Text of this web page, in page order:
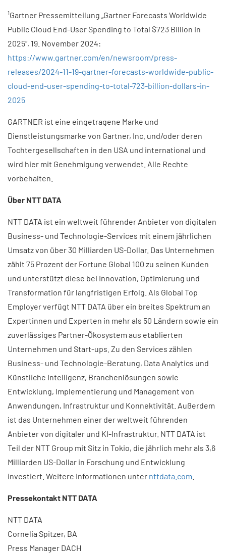
1Gartner Pressemitteilung „Gartner Forecasts Worldwide
Public Cloud End-User Spending to Total $723 Billion in
2025“, 19. November 2024:
https://www.gartner.com/en/newsroom/press-
releases/2024-11-19-gartner-forecasts-worldwide-public-
cloud-end-user-spending-to-total-723-billion-dollars-in-
2025
GARTNER ist eine eingetragene Marke und
Dienstleistungsmarke von Gartner, Inc. und/oder deren
Tochtergesellschaften in den USA und international und
wird hier mit Genehmigung verwendet. Alle Rechte
vorbehalten.
Über NTT DATA ​
NTT DATA ist ein weltweit führender Anbieter von digitalen
Business- und Technologie-Services mit einem jährlichen
Umsatz von über 30 Milliarden US-Dollar. Das Unternehmen
zählt 75 Prozent der Fortune Global 100 zu seinen Kunden
und unterstützt diese bei Innovation, Optimierung und
Transformation für langfristigen Erfolg. Als Global Top
Employer verfügt NTT DATA über ein breites Spektrum an
Expertinnen und Experten in mehr als 50 Ländern sowie ein
zuverlässiges Partner-Ökosystem aus etablierten
Unternehmen und Start-ups. Zu den Services zählen
Business- und Technologie-Beratung, Data Analytics und
Künstliche Intelligenz, Branchenlösungen sowie
Entwicklung, Implementierung und Management von
Anwendungen, Infrastruktur und Konnektivität. Außerdem
ist das Unternehmen einer der weltweit führenden
Anbieter von digitaler und KI-Infrastruktur. NTT DATA ist
Teil der NTT Group mit Sitz in Tokio, die jährlich mehr als 3,6
Milliarden US-Dollar in Forschung und Entwicklung
investiert. Weitere Informationen unter nttdata.com
Pressekontakt NTT DATA ​
NTT DATA
Cornelia Spitzer, BA
Press Manager DACH